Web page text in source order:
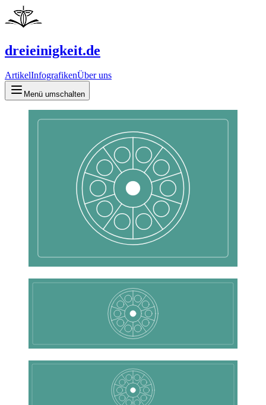
dreieinigkeit.de
ArtikelInfografikenÜber uns
Menü umschalten